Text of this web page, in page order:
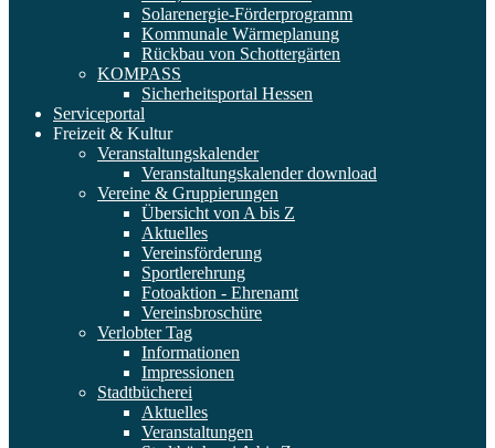
Solarenergie-Förderprogramm
Kommunale Wärmeplanung
Rückbau von Schottergärten
KOMPASS
Sicherheitsportal Hessen
Serviceportal
Freizeit & Kultur
Veranstaltungskalender
Veranstaltungskalender download
Vereine & Gruppierungen
Übersicht von A bis Z
Aktuelles
Vereinsförderung
Sportlerehrung
Fotoaktion - Ehrenamt
Vereinsbroschüre
Verlobter Tag
Informationen
Impressionen
Stadtbücherei
Aktuelles
Veranstaltungen